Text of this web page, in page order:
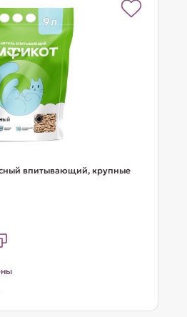
впитывающий, крупные